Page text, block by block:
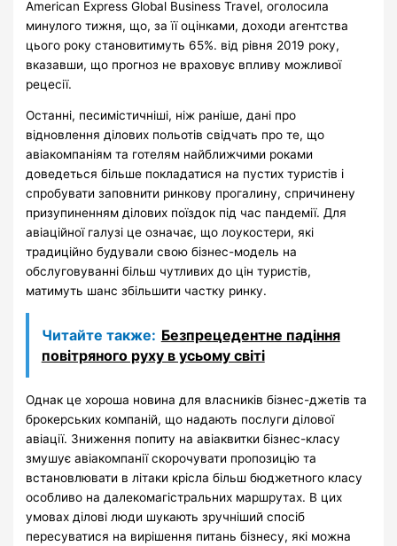
American Express Global Business Travel, оголосила
минулого тижня, що, за її оцінками, доходи агентства
цього року становитимуть 65%. від рівня 2019 року,
вказавши, що прогноз не враховує впливу можливої ​​
рецесії.
Останні, песимістичніші, ніж раніше, дані про
відновлення ділових польотів свідчать про те, що
авіакомпаніям та готелям найближчими роками
доведеться більше покладатися на пустих туристів і
спробувати заповнити ринкову прогалину, спричинену
призупиненням ділових поїздок під час пандемії. Для
авіаційної галузі це означає, що лоукостери, які
традиційно будували свою бізнес-модель на
обслуговуванні більш чутливих до цін туристів,
матимуть шанс збільшити частку ринку.
Читайте также: Безпрецедентне падіння
повітряного руху в усьому світі
Однак це хороша новина для власників бізнес-джетів та
брокерських компаній, що надають послуги ділової
авіації. Зниження попиту на авіаквитки бізнес-класу
змушує авіакомпанії скорочувати пропозицію та
встановлювати в літаки крісла більш бюджетного класу
особливо на далекомагістральних маршрутах. В цих
умовах ділові люди шукають зручніший спосіб
пересуватися на вирішення питань бізнесу, які можна